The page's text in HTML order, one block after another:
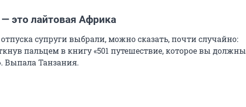
— это лайтовая Африка
супруги выбрали, можно сказать, почти случайно:
пальцем в книгу «501 путешествие, которое вы должны
Выпала Танзания.